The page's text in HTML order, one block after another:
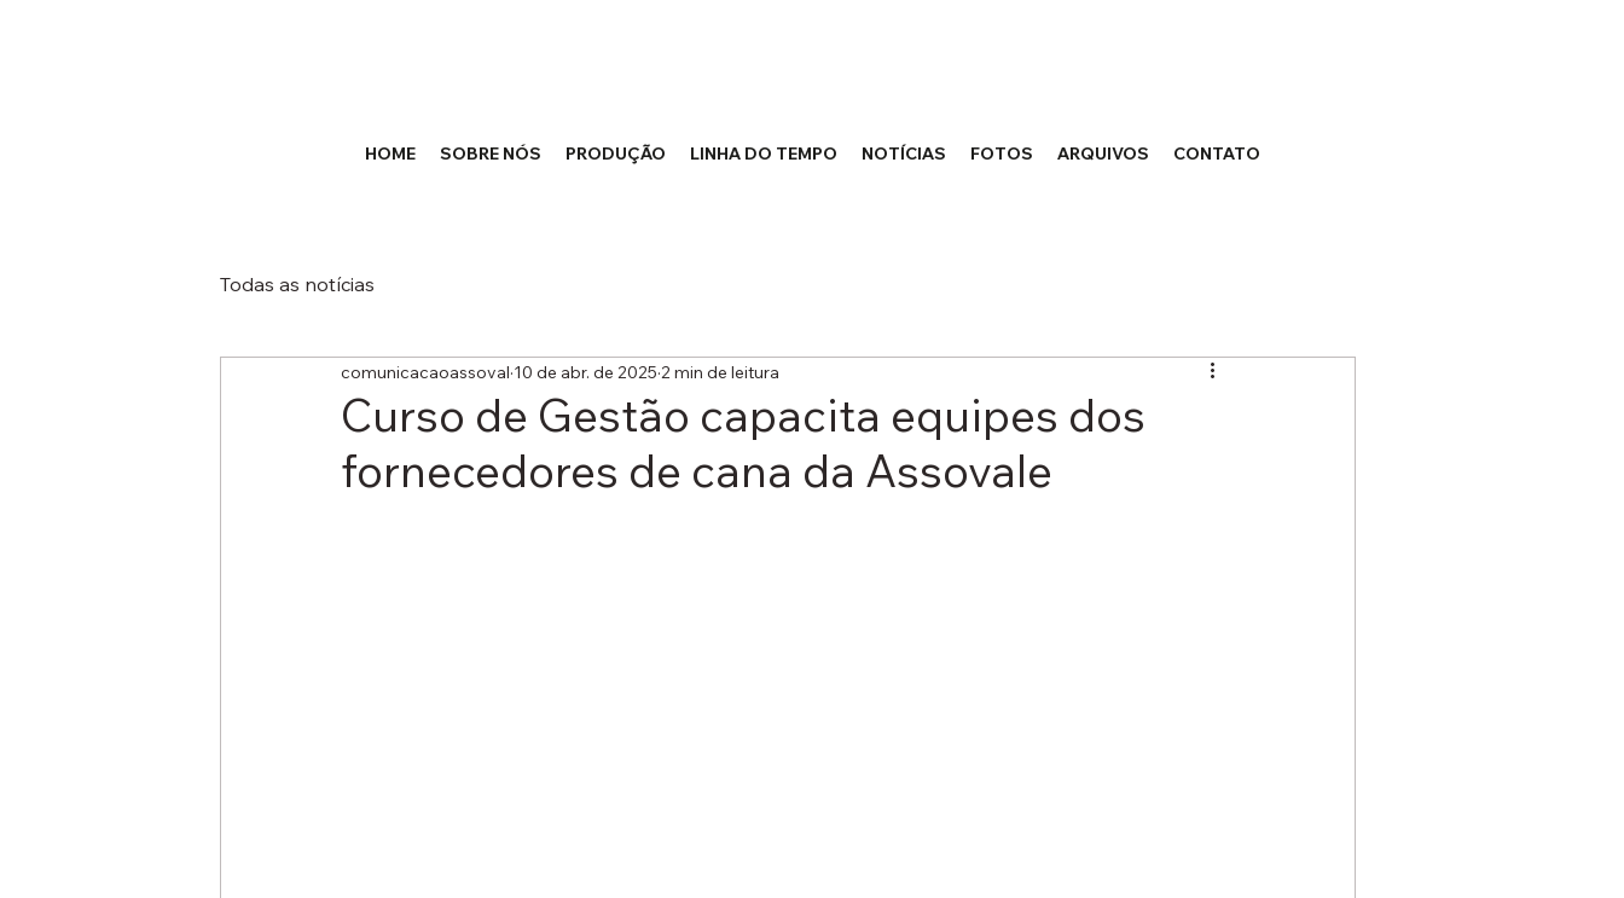
HOME SOBRE NÓS PRODUÇÃO LINHA DO TEMPO NOTÍCIAS FOTOS ARQUIVOS CONTATO
Todas as notícias
Curso de Gestão capacita equipes dos
fornecedores de cana da Assovale
comunicacaoassoval 10 de abr. de 2025 2 min de leitura